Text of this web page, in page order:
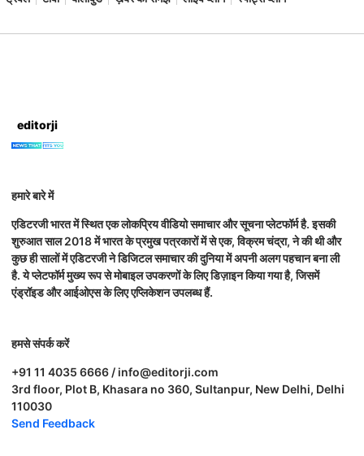
editorji
हमारे बारे में
एडिटरजी भारत में स्थित एक लोकप्रिय वीडियो समाचार और सूचना प्लेटफॉर्म है. इसकी
शुरुआत साल 2018 में भारत के प्रमुख पत्रकारों में से एक, विक्रम चंद्रा, ने की थी और
कुछ ही सालों में एडिटरजी ने डिजिटल समाचार की दुनिया में अपनी अलग पहचान बना ली
है. ये प्लेटफॉर्म मुख्य रूप से मोबाइल उपकरणों के लिए डिज़ाइन किया गया है, जिसमें
एंड्रॉइड और आईओएस के लिए एप्लिकेशन उपलब्ध हैं.
हमसे संपर्क करें
+91 11 4035 6666 / info@editorji.com
3rd floor, Plot B, Khasara no 360, Sultanpur, New Delhi, Delhi
110030
Send Feedback